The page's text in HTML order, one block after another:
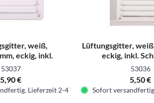
weiß,
eckig, inkl.
53037
5,90 €
Lieferzeit 2-4 Tage.
Lüftungsgitter,
eckig, inkl.
53036
5,50 €
Sofort